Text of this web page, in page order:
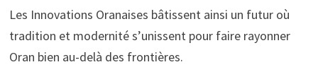
Les Innovations Oranaises bâtissent ainsi un futur où
tradition et modernité s’unissent pour faire rayonner
Oran bien au-delà des frontières.